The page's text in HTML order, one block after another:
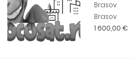
Brasov
Brasov
1 600,00 €